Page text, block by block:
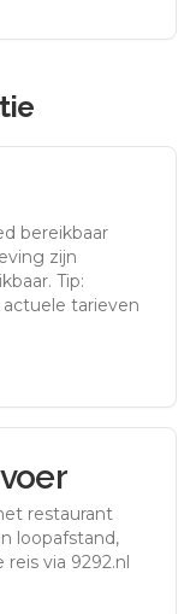
bereikbaar
zijn
Tip:
tarieven
restaurant
loopafstand,
via 9292.nl